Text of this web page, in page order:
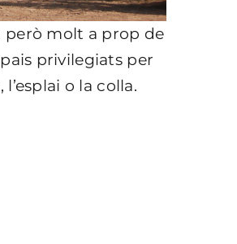
però molt a prop de
privilegiats per
o la colla.